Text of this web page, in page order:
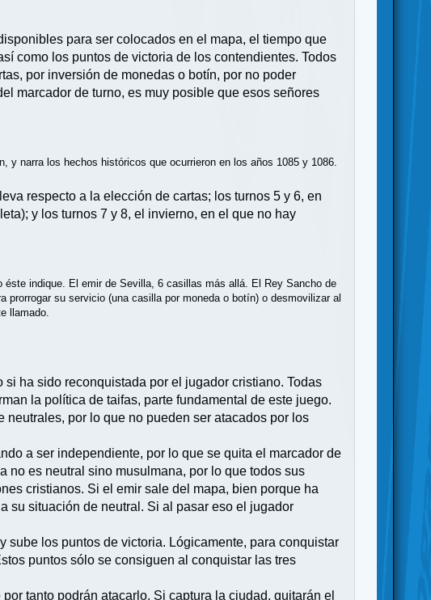
para ser colocados en el mapa, el tiempo que
como los puntos de victoria de los contendientes. Todos
por inversión de monedas o botín, por no poder
marcador de turno, es muy posible que esos señores
narra los hechos históricos que ocurrieron en los años 1085 y 1086.
respecto a la elección de cartas; los turnos 5 y 6, en
y los turnos 7 y 8, el invierno, en el que no hay
indique. El emir de Sevilla, 6 casillas más allá. El Rey Sancho de
su servicio (una casilla por moneda o botín) o desmovilizar al
llamado.
ha sido reconquistada por el jugador cristiano. Todas
la política de taifas, parte fundamental de este juego.
por lo que no pueden ser atacados por los
a ser independiente, por lo que se quita el marcador de
no es neutral sino musulmana, por lo que todos sus
cristianos. Si el emir sale del mapa, bien porque ha
su situación de neutral. Si al pasar eso el jugador
los puntos de victoria. Lógicamente, para conquistar
puntos sólo se consiguen al conquistar las tres
tanto podrán atacarlo. Si captura la ciudad, quitarán el